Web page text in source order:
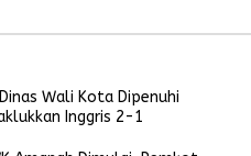
Wali Kota Dipenuhi
Inggris 2-1